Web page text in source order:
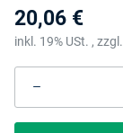
20,06 €
inkl. 19% USt. , zzgl.